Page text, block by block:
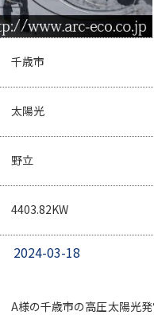
千歳市
太陽光
野立
4403.82KW
2024-03-18
A様の千歳市の高圧太陽光